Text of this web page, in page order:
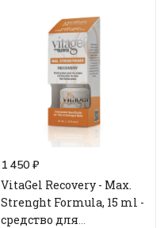
1 450 ₽
VitaGel Recovery - Max.
Strenght Formula, 15 ml -
средство для